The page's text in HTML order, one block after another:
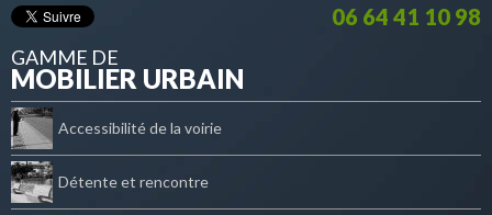
06 64 41 10 98
GAMME DE
MOBILIER URBAIN
Accessibilité de la voirie
Détente et rencontre